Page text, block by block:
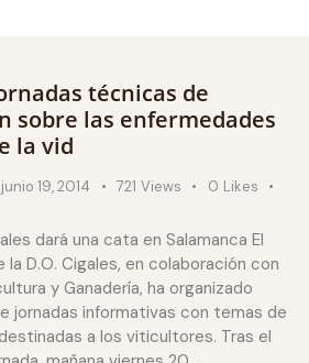
técnicas de
sobre las enfermedades
la vid
junio 19, 2014 721 Views 0 Likes
dará una cata en Salamanca El
la D.O. Cigales, en colaboración con
y Ganadería, ha organizado
jornadas informativas con temas de
a los viticultores. Tras el